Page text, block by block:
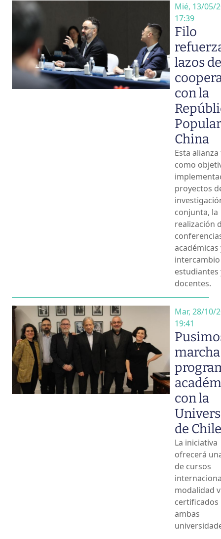
Mié, 13/05/
17:39
Filo
lazos de
con la
Popular
China
Esta
como
proyectos
conjunta, la
realización
académicas
estudiantes
docentes.
Mar, 28/10/
19:41
con la
de Chile
La iniciativa
ofrecerá
de cursos
modalidad
certificados
ambas